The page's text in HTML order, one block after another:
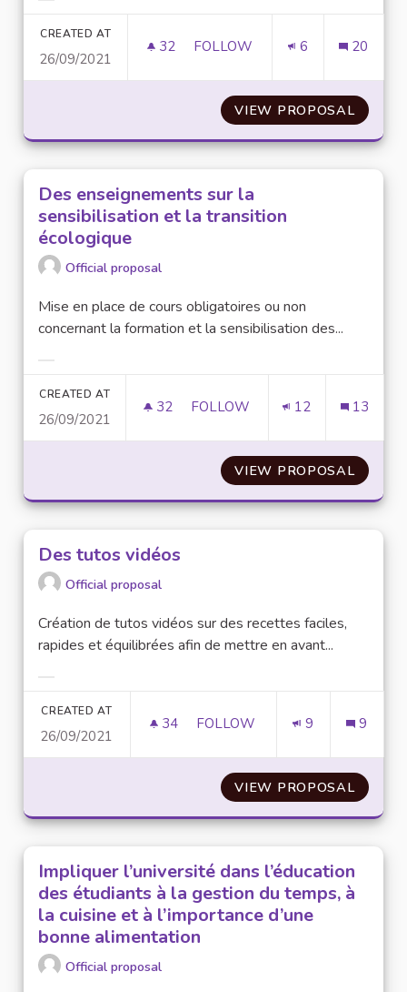
CREATED AT
26/09/2021
32 32 FOLLOWERS
FOLLOW 6 20
VIEW PROPOSAL
Des enseignements sur la
sensibilisation et la transition
écologique
Official proposal
Mise en place de cours obligatoires ou non
concernant la formation et la sensibilisation des...
CREATED AT
26/09/2021
32 32 FOLLOWERS
FOLLOW 12 13
VIEW PROPOSALDES
Des tutos vidéos
Official proposal
Création de tutos vidéos sur des recettes faciles,
rapides et équilibrées afin de mettre en avant...
CREATED AT
26/09/2021
34 34 FOLLOWERS
FOLLOW 9 9
VIEW PROPOSALDES
Impliquer l’université dans l’éducation
des étudiants à la gestion du temps, à
la cuisine et à l’importance d’une
bonne alimentation
Official proposal